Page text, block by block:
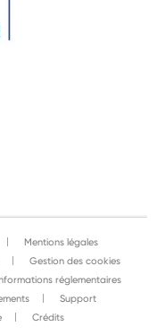
Mentions légales
Gestion des cookies
réglementaires
Support
Crédits